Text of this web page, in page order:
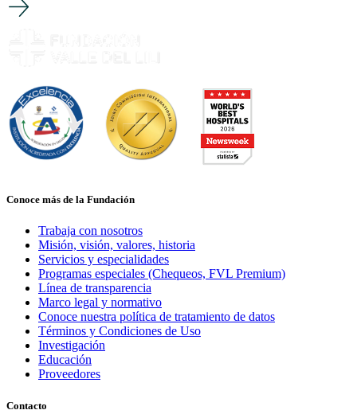
Conoce más de la Fundación
Trabaja con nosotros
Misión, visión, valores, historia
Servicios y especialidades
Programas especiales (Chequeos, FVL Premium)
Línea de transparencia
Marco legal y normativo
Conoce nuestra política de tratamiento de datos
Términos y Condiciones de Uso
Investigación
Educación
Proveedores
Contacto